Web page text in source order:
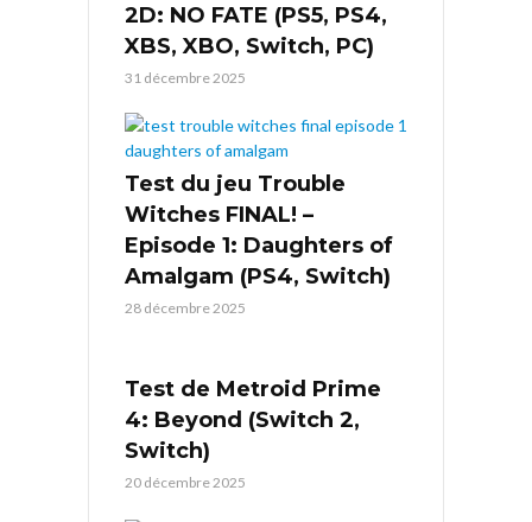
2D: NO FATE (PS5, PS4,
XBS, XBO, Switch, PC)
31 décembre 2025
Test du jeu Trouble
Witches FINAL! –
Episode 1: Daughters of
Amalgam (PS4, Switch)
28 décembre 2025
Test de Metroid Prime
4: Beyond (Switch 2,
Switch)
20 décembre 2025